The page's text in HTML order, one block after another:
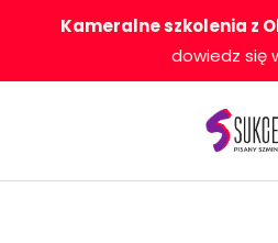
Kameralne szkolenia z
dowiedz się
Strona główna
Konkurs Sukces